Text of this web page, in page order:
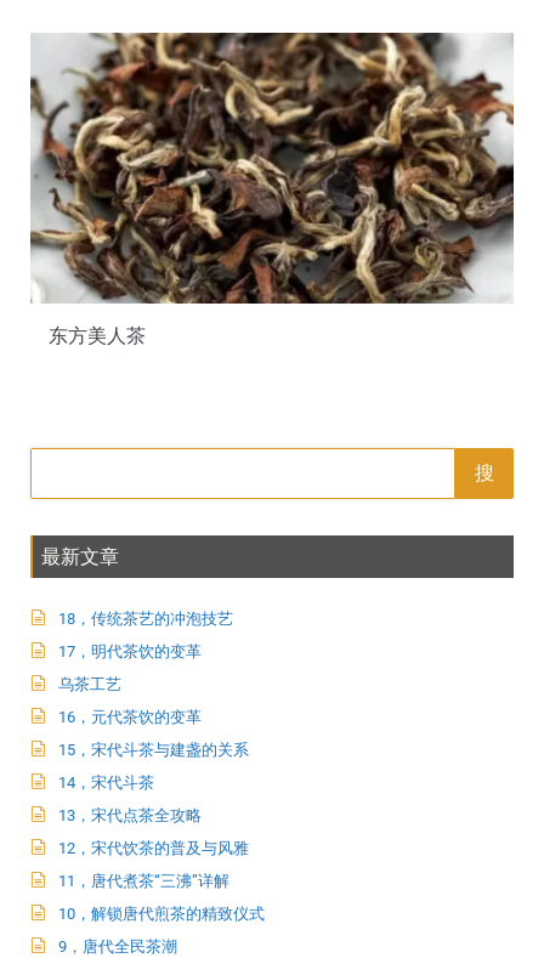
东方美人茶
搜
最新文章
18，传统茶艺的冲泡技艺
17，明代茶饮的变革
乌茶工艺
16，元代茶饮的变革
15，宋代斗茶与建盏的关系
14，宋代斗茶
13，宋代点茶全攻略
12，宋代饮茶的普及与风雅
11，唐代煮茶“三沸”详解
10，解锁唐代煎茶的精致仪式
9，唐代全民茶潮